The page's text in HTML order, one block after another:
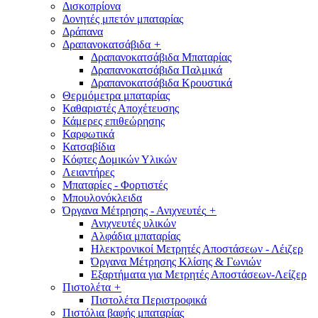
Δισκοπρίονα
Δονητές μπετόν μπαταρίας
Δράπανα
Δραπανοκατσάβιδα +
Δραπανοκατσάβιδα Μπαταρίας
Δραπανοκατσάβιδα Παλμικά
Δραπανοκατσάβιδα Κρουστικά
Θερμόμετρα μπαταρίας
Καθαριστές Αποχέτευσης
Κάμερες επιθεώρησης
Καρφωτικά
Κατσαβίδια
Κόφτες Δομικών Υλικών
Λειαντήρες
Μπαταρίες - Φορτιστές
Μπουλονόκλειδα
Όργανα Μέτρησης - Ανιχνευτές +
Ανιχνευτές υλικών
Αλφάδια μπαταρίας
Ηλεκτρονικοί Μετρητές Αποστάσεων - Λέιζερ
Όργανα Μέτρησης Κλίσης & Γωνιών
Εξαρτήματα για Μετρητές Αποστάσεων-Λείζερ
Πιστολέτα +
Πιστολέτα Περιστροφικά
Πιστόλια βαφής μπαταρίας